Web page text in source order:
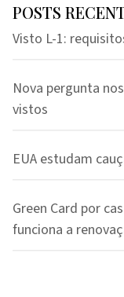
POSTS
Visto L-1:
Nova pergunta
vistos
EUA estudam
Green Card por
funciona a